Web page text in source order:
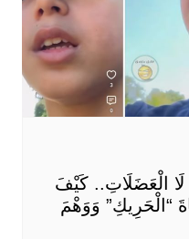
لَا الْعَضَلَاتِ.. كَيْفَ
وَوَهْمَ